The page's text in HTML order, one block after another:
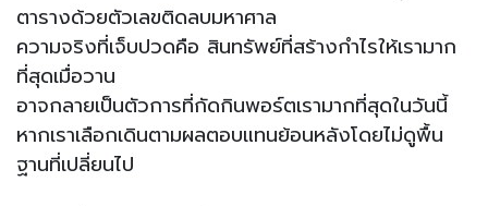
ตารางด้วยตัวเลขติดลบมหาศาล
ความจริงที่เจ็บปวดคือ สินทรัพย์ที่สร้างกำไรให้เรามาก
ที่สุดเมื่อวาน
อาจกลายเป็นตัวการที่กัดกินพอร์ตเรามากที่สุดในวันนี้
หากเราเลือกเดินตามผลตอบแทนย้อนหลังโดยไม่ดูพื้น
ฐานที่เปลี่ยนไป